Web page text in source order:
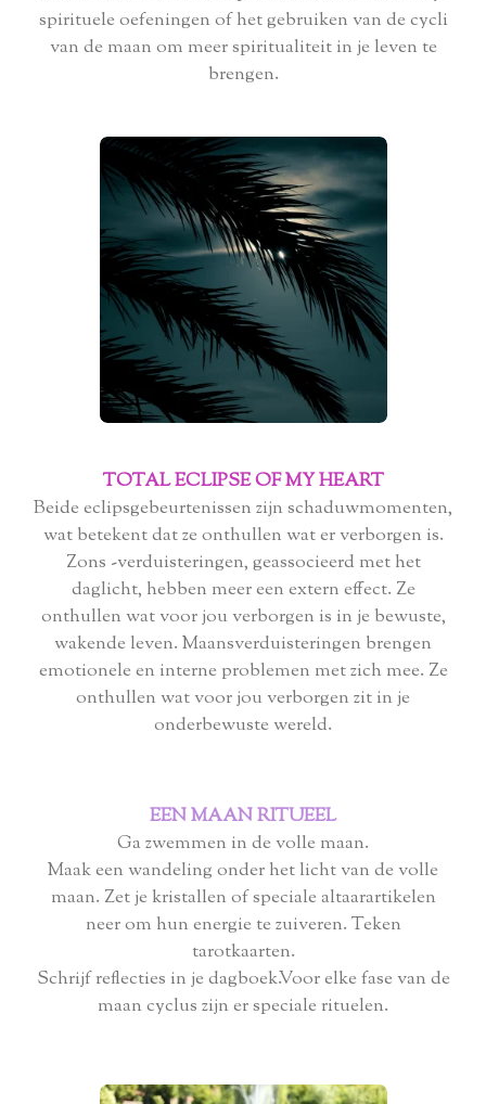
spirituele oefeningen of het gebruiken van de cycli
van de maan om meer spiritualiteit in je leven te
brengen.
TOTAL ECLIPSE OF MY HEART
Beide eclipsgebeurtenissen zijn schaduwmomenten,
wat betekent dat ze onthullen wat er verborgen is.
Zons -verduisteringen, geassocieerd met het
daglicht, hebben meer een extern effect. Ze
onthullen wat voor jou verborgen is in je bewuste,
wakende leven. Maansverduisteringen brengen
emotionele en interne problemen met zich mee. Ze
onthullen wat voor jou verborgen zit in je
onderbewuste wereld.
EEN MAAN RITUEEL
Ga zwemmen in de volle maan.
Maak een wandeling onder het licht van de volle
maan. Zet je kristallen of speciale altaarartikelen
neer om hun energie te zuiveren. Teken
tarotkaarten.
Schrijf reflecties in je dagboek.Voor elke fase van de
maan cyclus zijn er speciale rituelen.